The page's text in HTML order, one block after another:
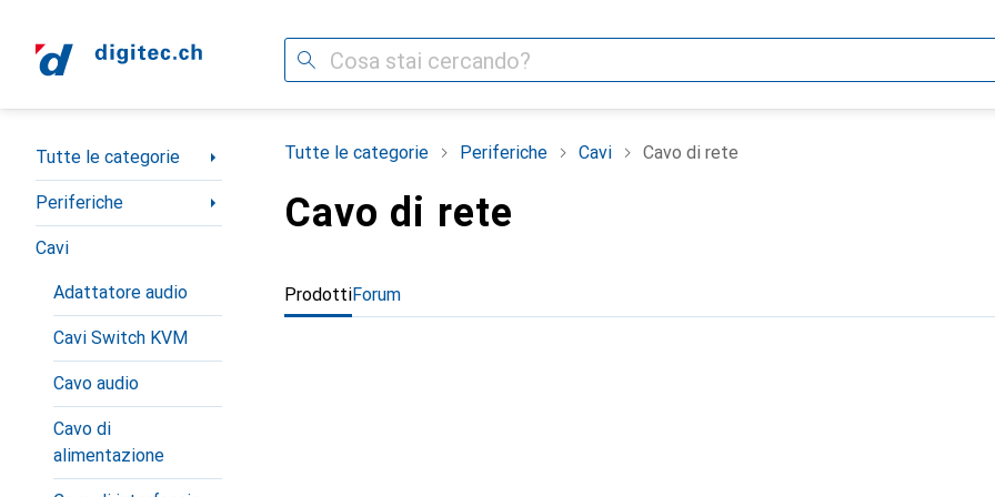
Cerca
Categoria Navigazione
Tutte le categorie
Periferiche
Cavi
Adattatore audio
Cavi Switch KVM
Cavo audio
Cavo di
alimentazione
Tutte le categorie Periferiche Cavi Cavo di rete
Cavo di rete
ProdottiForum